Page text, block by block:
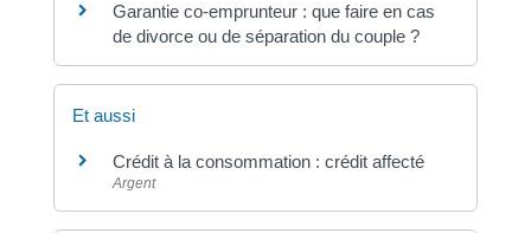
Garantie co-emprunteur : que faire en cas
de divorce ou de séparation du couple ?
Et aussi
Crédit à la consommation : crédit affecté
Argent